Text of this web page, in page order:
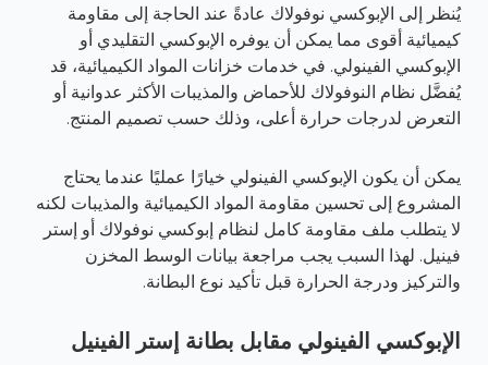
يُنظر إلى الإبوكسي نوفولاك عادةً عند الحاجة إلى مقاومة
كيميائية أقوى مما يمكن أن يوفره الإبوكسي التقليدي أو
الإبوكسي الفينولي. في خدمات خزانات المواد الكيميائية، قد
يُفضَّل نظام النوفولاك للأحماض والمذيبات الأكثر عدوانية أو
التعرض لدرجات حرارة أعلى، وذلك حسب تصميم المنتج.
يمكن أن يكون الإبوكسي الفينولي خيارًا عمليًا عندما يحتاج
المشروع إلى تحسين مقاومة المواد الكيميائية والمذيبات لكنه
لا يتطلب ملف مقاومة كامل لنظام إبوكسي نوفولاك أو إستر
فينيل. لهذا السبب يجب مراجعة بيانات الوسط المخزن
والتركيز ودرجة الحرارة قبل تأكيد نوع البطانة.
الإبوكسي الفينولي مقابل بطانة إستر الفينيل